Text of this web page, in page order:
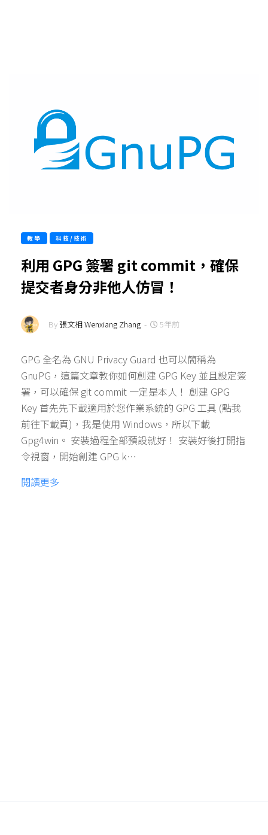
教學 科技/技術
利用 GPG 簽署 git commit，確保
提交者身分非他人仿冒！
By張文相 Wenxiang Zhang - 5年前
GPG 全名為 GNU Privacy Guard 也可以簡稱為
GnuPG，這篇文章教你如何創建 GPG Key 並且設定簽
署，可以確保 git commit 一定是本人！ 創建 GPG
Key 首先先下載適用於您作業系統的 GPG 工具 (點我
前往下載頁)，我是使用 Windows，所以下載
Gpg4win。 安裝過程全部預設就好！ 安裝好後打開指
令視窗，開始創建 GPG k…
閱讀更多